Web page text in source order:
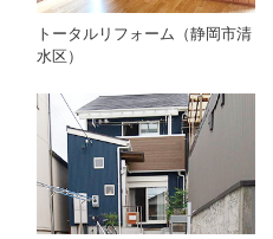
トータルリフォーム（静岡市清
水区）